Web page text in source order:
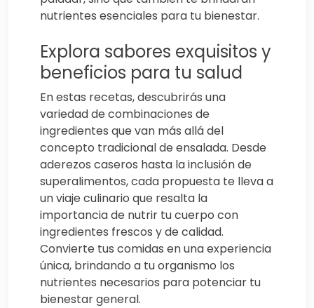
nutrientes esenciales para tu bienestar.
Explora sabores exquisitos y
beneficios para tu salud
En estas recetas, descubrirás una
variedad de combinaciones de
ingredientes que van más allá del
concepto tradicional de ensalada. Desde
aderezos caseros hasta la inclusión de
superalimentos, cada propuesta te lleva a
un viaje culinario que resalta la
importancia de nutrir tu cuerpo con
ingredientes frescos y de calidad.
Convierte tus comidas en una experiencia
única, brindando a tu organismo los
nutrientes necesarios para potenciar tu
bienestar general.